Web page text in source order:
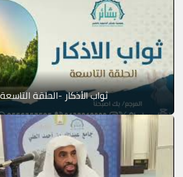
ثواب الأذكار -الحلقة